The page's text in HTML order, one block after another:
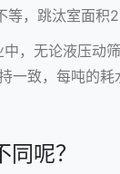
，跳汰室面积
，无论液压动
一致，每吨的
呢？